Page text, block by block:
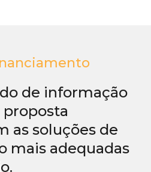
de informação
as soluções de
mais adequadas